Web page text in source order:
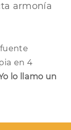
armonía
en 4
lo llamo un